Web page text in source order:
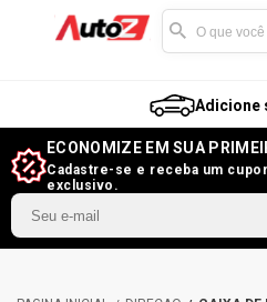
Adicione
ECONOMIZE EM SUA
Cadastre-se e receba um
exclusivo.